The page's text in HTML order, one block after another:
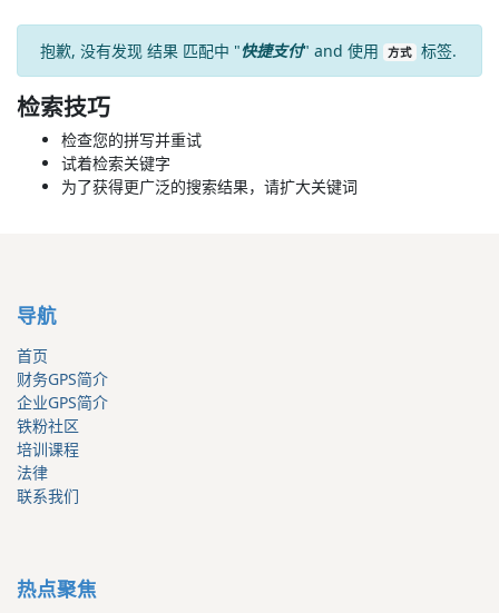
抱歉, 没有发现 结果 匹配中 "快捷支付" and 使用 方式 标签.
检索技巧
检查您的拼写并重试
试着检索关键字
为了获得更广泛的搜索结果，请扩大关键词
导航
首页
财务GPS简介
企业GPS简介
铁粉社区
培训课程
法律
联系我们
热点聚焦